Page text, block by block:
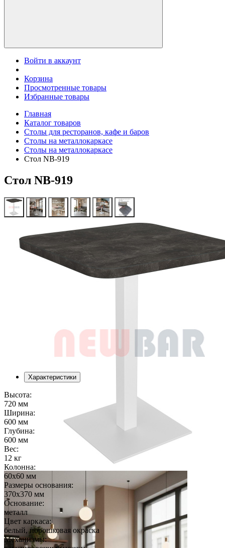
Войти в аккаунт
Корзина
Просмотренные товары
Избранные товары
Главная
Каталог товаров
Столы для ресторанов, кафе и баров
Столы на металлокаркасе
Столы на металлокаркасе
Стол NB-919
Стол NB-919
Характеристики
Высота:
720 мм
Ширина:
600 мм
Глубина:
600 мм
Вес:
12 кг
Колонна:
60х60 мм
Размеры основания:
370х370 мм
Основание:
металл
Цвет каркаса:
белый, порошковая окраска
Механизмы: